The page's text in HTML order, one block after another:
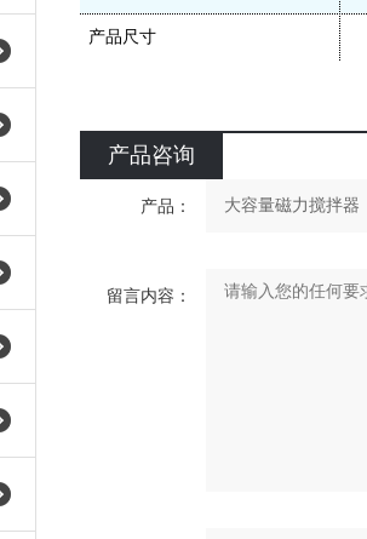
产品尺寸
产品咨询
产品：
留言内容：